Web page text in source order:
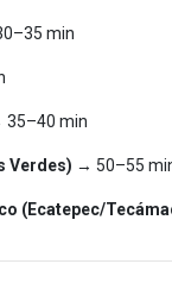
min
35–40 min
Verdes) → 50–55
(Ecatepec/